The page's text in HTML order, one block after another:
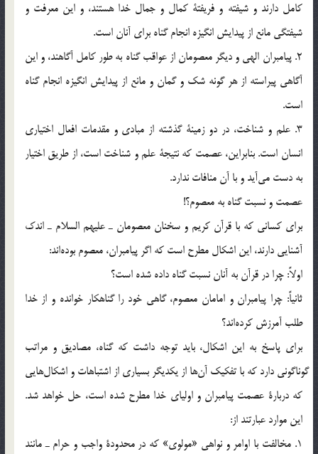
كامل دارند و شيفته و فريفتة كمال و جمال خدا هستند، و اين معرفت و
شيفتگي مانع از پيدايش انگيزه انجام گناه براي آنان است.
2. پيامبران الهي و ديگر معصومان از عواقب گناه به طور كامل آگاهند، و اين
آگاهي پيراسته از هر گونه شك و گمان و مانع از پيدايش انگيزه انجام گناه
است.
3. علم و شناخت، در دو زمينة گذشته از مبادي و مقدمات افعال اختياري
انسان است. بنابراين، عصمت كه نتيجة علم و شناخت است، از طريق اختيار
به دست مي‎آيد و با آن منافات ندارد.
عصمت و نسبت گناه به معصوم؟!
براي كساني كه با قرآن كريم و سخنان معصومان ـ عليهم السلام ـ اندك
آشنايي دارند، اين اشكال مطرح است كه اگر پيامبران، معصوم بوده‎اند:
اولاً: چرا در قرآن به آنان نسبت گناه داده شده است؟
ثانياً: چرا پيامبران و امامان معصوم، گاهي خود را گناهكار خوانده و از خدا
طلب آمرزش كرده‎اند؟
براي پاسخ به اين اشكال، بايد توجه داشت كه گناه، مصاديق و مراتب
گوناگوني دارد كه با تفكيك آن‎ها از يكديگر بسياري از اشتباهات و اشكال‎هايي
كه دربارة عصمت پيامبران و اولياي خدا مطرح شده است، حل خواهد شد.
اين موارد عبارتند از:
1. مخالفت با اوامر و نواهي «مولوي» كه در محدودة واجب و حرام ـ مانند